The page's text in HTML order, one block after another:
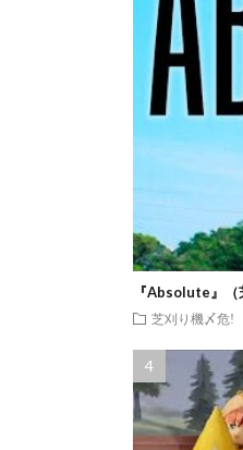
『Absolute』（
芝刈り機〆危!